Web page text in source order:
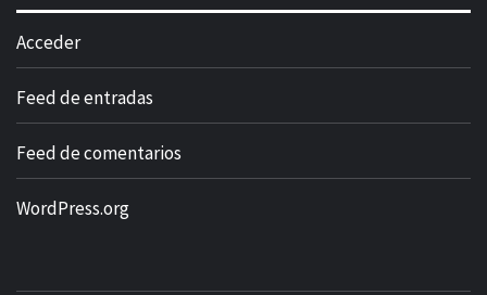
Acceder
Feed de entradas
Feed de comentarios
WordPress.org